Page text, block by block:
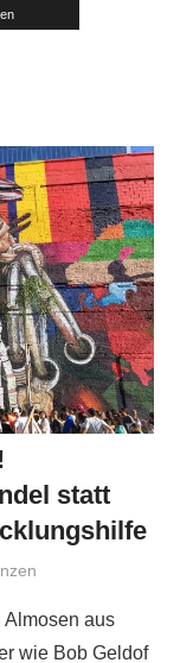
statt
Almosen aus
wie Bob Geldof